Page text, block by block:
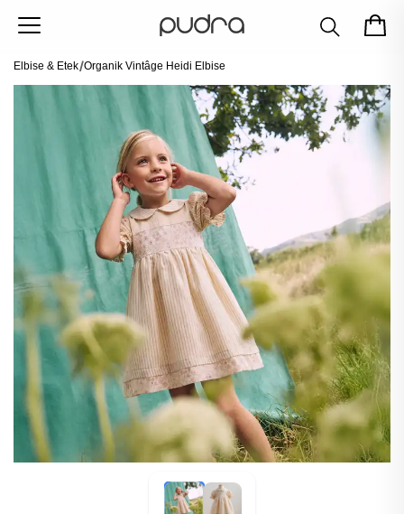
Elbise & Etek Organik Vintâge Heidi Elbise